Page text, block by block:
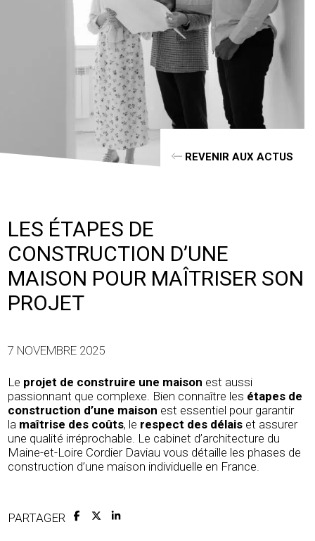
REVENIR AUX ACTUS
LES ÉTAPES DE
CONSTRUCTION D’UNE
MAISON POUR MAÎTRISER SON
PROJET
7 NOVEMBRE 2025
Le projet de construire une maison est aussi
passionnant que complexe. Bien connaître les étapes de
construction d’une maison est essentiel pour garantir
la maîtrise des coûts, le respect des délaiset assurer
une qualité irréprochable. Le cabinet d’architecture du
Maine-et-Loire Cordier Daviau vous détaille les phases de
construction d’une maison individuelle en France.
PARTAGER